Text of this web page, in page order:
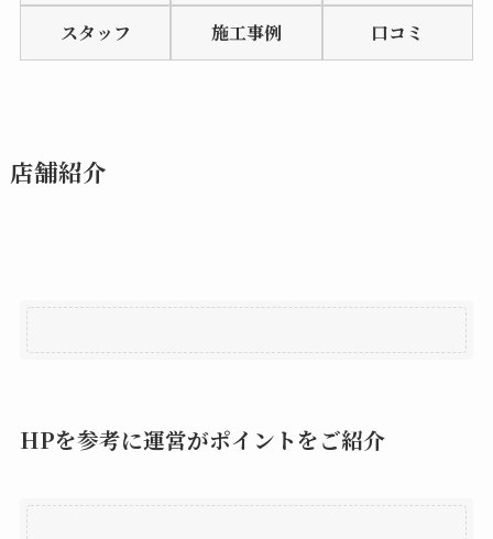
5
スタッフ 施工事例 口コミ
店舗紹介
HPを参考に運営がポイントをご紹介